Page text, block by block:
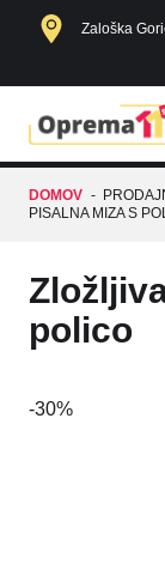
Zaloška
DOMOV -
PISALNA MIZA S
polico
-30%